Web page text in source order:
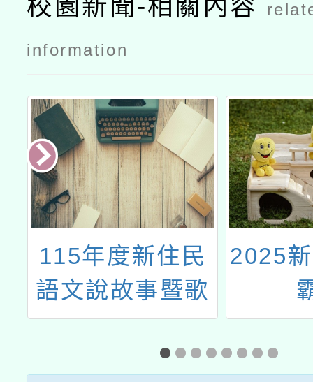
校園新聞-相關內容
information
115年度新住民
語文說故事暨歌
謠競賽實施計畫
2025